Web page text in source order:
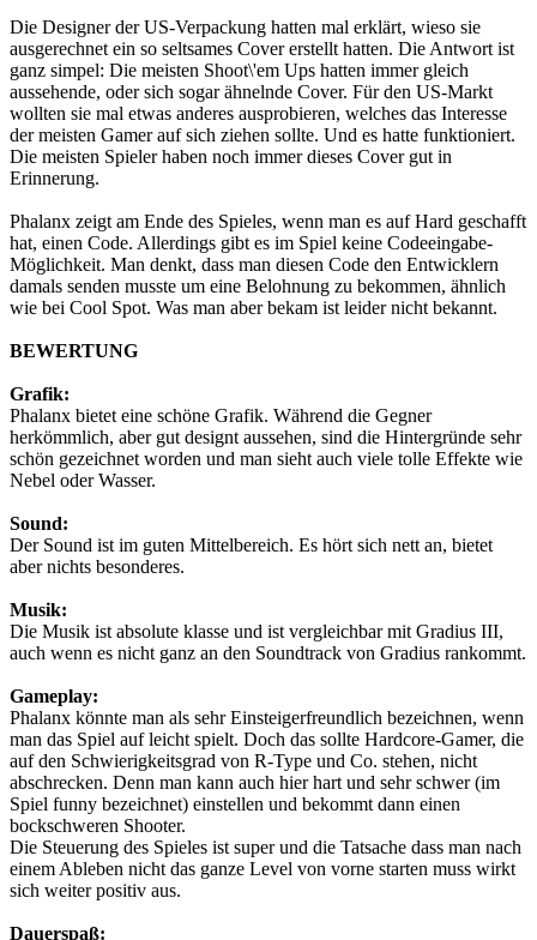
Die Designer der US-Verpackung hatten mal erklärt, wieso sie
ausgerechnet ein so seltsames Cover erstellt hatten. Die Antwort ist
ganz simpel: Die meisten Shoot\'em Ups hatten immer gleich
aussehende, oder sich sogar ähnelnde Cover. Für den US-Markt
wollten sie mal etwas anderes ausprobieren, welches das Interesse
der meisten Gamer auf sich ziehen sollte. Und es hatte funktioniert.
Die meisten Spieler haben noch immer dieses Cover gut in
Erinnerung.
Phalanx zeigt am Ende des Spieles, wenn man es auf Hard geschafft
hat, einen Code. Allerdings gibt es im Spiel keine Codeeingabe-
Möglichkeit. Man denkt, dass man diesen Code den Entwicklern
damals senden musste um eine Belohnung zu bekommen, ähnlich
wie bei Cool Spot. Was man aber bekam ist leider nicht bekannt.
BEWERTUNG
Grafik:
Phalanx bietet eine schöne Grafik. Während die Gegner
herkömmlich, aber gut designt aussehen, sind die Hintergründe sehr
schön gezeichnet worden und man sieht auch viele tolle Effekte wie
Nebel oder Wasser.
Sound:
Der Sound ist im guten Mittelbereich. Es hört sich nett an, bietet
aber nichts besonderes.
Musik:
Die Musik ist absolute klasse und ist vergleichbar mit Gradius III,
auch wenn es nicht ganz an den Soundtrack von Gradius rankommt.
Gameplay:
Phalanx könnte man als sehr Einsteigerfreundlich bezeichnen, wenn
man das Spiel auf leicht spielt. Doch das sollte Hardcore-Gamer, die
auf den Schwierigkeitsgrad von R-Type und Co. stehen, nicht
abschrecken. Denn man kann auch hier hart und sehr schwer (im
Spiel funny bezeichnet) einstellen und bekommt dann einen
bockschweren Shooter.
Die Steuerung des Spieles ist super und die Tatsache dass man nach
einem Ableben nicht das ganze Level von vorne starten muss wirkt
sich weiter positiv aus.
Dauerspaß: